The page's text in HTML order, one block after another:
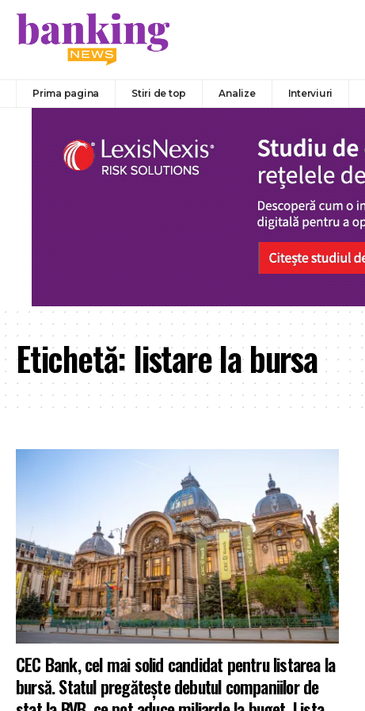
Prima pagina Stiri de top Analize Interviuri
Etichetă: listare la bursa
CEC Bank, cel mai solid candidat pentru listarea la
bursă. Statul pregătește debutul companiilor de